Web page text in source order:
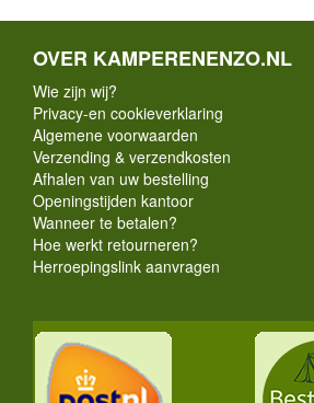
OVER KAMPERENENZO.NL
Wie zijn wij?
Privacy-en cookieverklaring
Algemene voorwaarden
Verzending & verzendkosten
Afhalen van uw bestelling
Openingstijden kantoor
Wanneer te betalen?
Hoe werkt retourneren?
Herroepingslink aanvragen